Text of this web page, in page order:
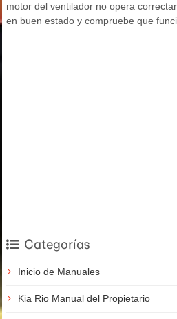
motor del ventilador no opera
en buen estado y compruebe que
Categorías
Inicio de Manuales
Kia Rio Manual del Propietario